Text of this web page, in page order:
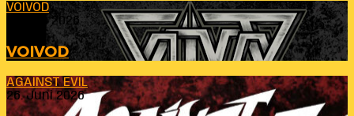
VOIVOD
23. Juli 2026
VOIVOD
AGAINST EVIL
26. Juni 2026